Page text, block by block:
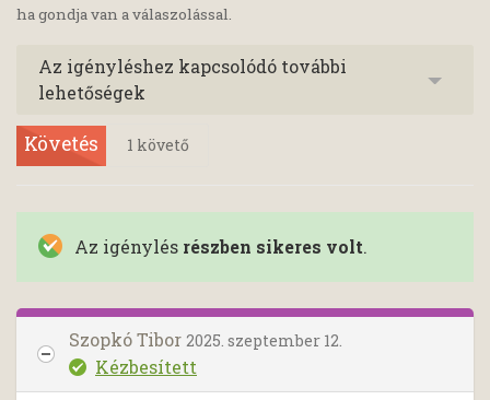
ha gondja van a válaszolással.
Az igényléshez kapcsolódó további
lehetőségek
Követés 1 követő
Az igénylés részben sikeres volt.
Szopkó Tibor 2025. szeptember 12.
Kézbesített